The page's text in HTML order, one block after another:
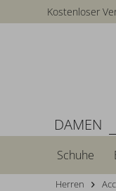
Kostenloser
DAMEN
Schuhe
Herren